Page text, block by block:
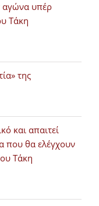
αγώνα υπέρ
Τάκη
της
και απαιτεί
που θα ελέγχουν
Τάκη